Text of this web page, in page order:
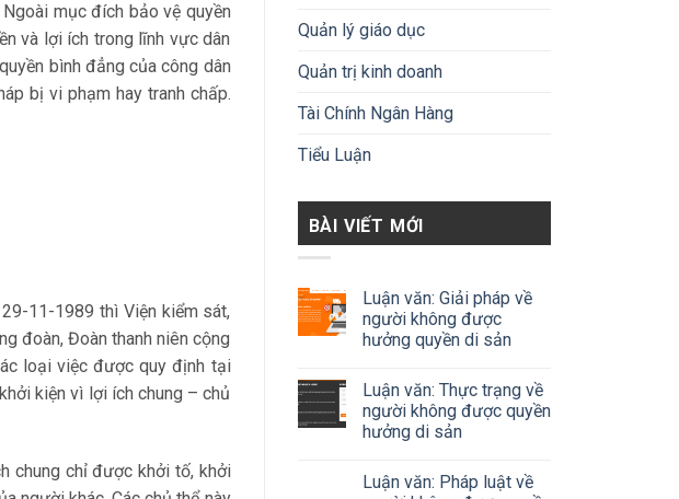
mục đích bảo vệ quyền
và lợi ích trong lĩnh vực dân
bình đẳng của công dân
bị vi phạm hay tranh chấp.
11-1989 thì Viện kiểm sát,
đoàn, Đoàn thanh niên cộng
loại việc được quy định tại
kiện vì lợi ích chung – chủ
chung chỉ được khởi tố, khởi
Quản lý giáo dục
Quản trị kinh doanh
Tài Chính Ngân Hàng
Tiểu Luận
BÀI VIẾT MỚI
Luận văn: Giải pháp về
người không được
hưởng quyền di sản
Luận văn: Thực trạng về
người không được quyền
hưởng di sản
Luận văn: Pháp luật về